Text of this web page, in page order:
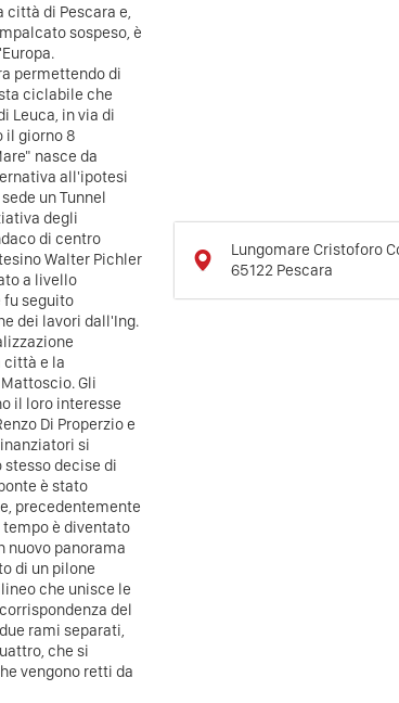
di Pescara e,
sospeso, è
permettendo di
ciclabile che
Leuca, in via di
il giorno 8
nasce da
all'ipotesi
un Tunnel
degli
di centro
Walter Pichler
a livello
fu seguito
dei lavori dall'Ing.
e la
Gli
il loro interesse
Di Properzio e
si
stesso decise di
è stato
precedentemente
tempo è diventato
nuovo panorama
di un pilone
che unisce le
del
rami separati,
che si
vengono retti da
Lungomare Cristoforo
65122 Pescara